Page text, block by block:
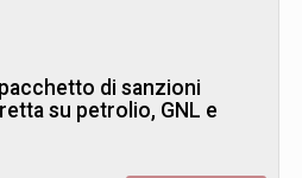
pacchetto di sanzioni
su petrolio, GNL e